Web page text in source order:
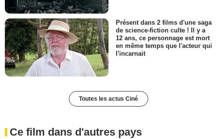
Présent dans 2 films d'une saga
de science-fiction culte ! Il y a
12 ans, ce personnage est mort
en même temps que l'acteur qui
l'incarnait
Toutes les actus Ciné
Ce film dans d'autres pays